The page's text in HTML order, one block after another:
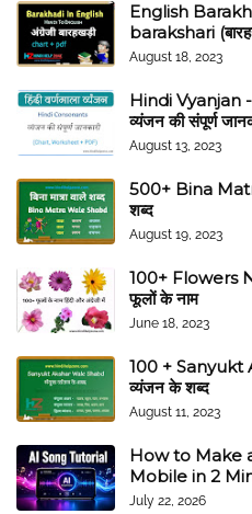
English
barakshari
August 18, 2023
Hindi Vyanjan
व्यंजन की संपूर्ण
August 13, 2023
500+ Bina
शब्द
August 19, 2023
100+ Flowers
फूलों के नाम
June 18, 2023
100 + Sanyukt
व्यंजन के शब्द
August 11, 2023
How to Make
Mobile in 2
July 22, 2026